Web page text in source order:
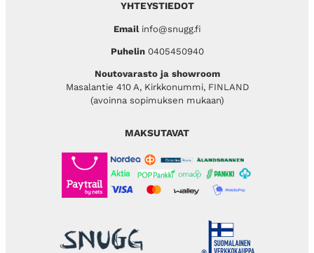
YHTEYSTIEDOT
Emailinfo@snugg.fi
Puhelin 0405450940
Noutovarasto ja showroom
Masalantie 410 A, Kirkkonummi, FINLAND
(avoinna sopimuksen mukaan)
MAKSUTAVAT